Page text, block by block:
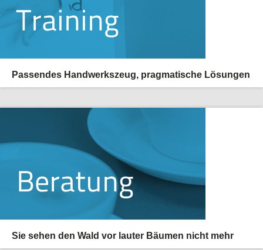
Passendes Handwerkszeug, pragmatische Lösungen
Sie sehen den Wald vor lauter Bäumen nicht mehr